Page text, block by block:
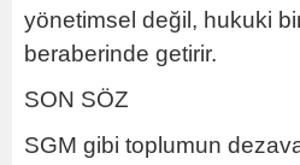
yönetimsel değil, hukuki
beraberinde getirir.
SON SÖZ
SGM gibi toplumun